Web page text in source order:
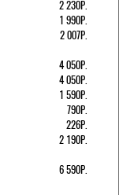
2 230Р.
1 990Р.
2 007Р.
4 050Р.
4 050Р.
1 590Р.
790Р.
226Р.
2 190Р.
6 590Р.